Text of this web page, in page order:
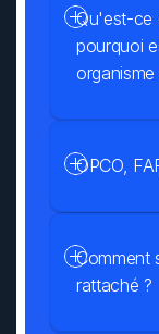
Qu'est-ce
pourquoi
Comment
rattaché ?
OPCO,